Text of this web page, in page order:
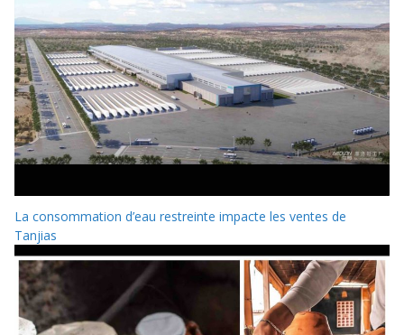
La consommation d’eau restreinte impacte les ventes de
Tanjias